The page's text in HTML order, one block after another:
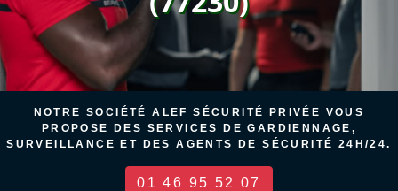
NOTRE SOCIÉTÉ ALEF SÉCURITÉ PRIVÉE VOUS
PROPOSE DES SERVICES DE GARDIENNAGE,
SURVEILLANCE ET DES AGENTS DE SÉCURITÉ 24H/24.
01 46 95 52 07